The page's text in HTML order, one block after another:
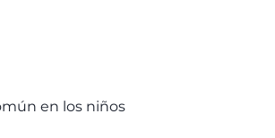
en los niños